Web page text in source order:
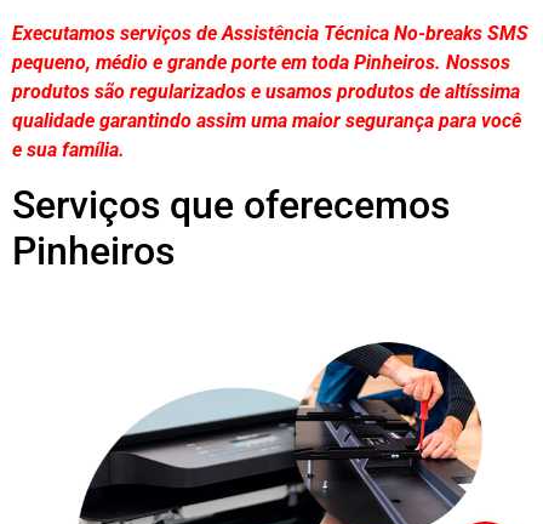
Executamos serviços de Assistência Técnica No-breaks SMS
pequeno, médio e grande porte em toda Pinheiros. Nossos
produtos são regularizados e usamos produtos de altíssima
qualidade garantindo assim uma maior segurança para você
e sua família.
Serviços que oferecemos
Pinheiros